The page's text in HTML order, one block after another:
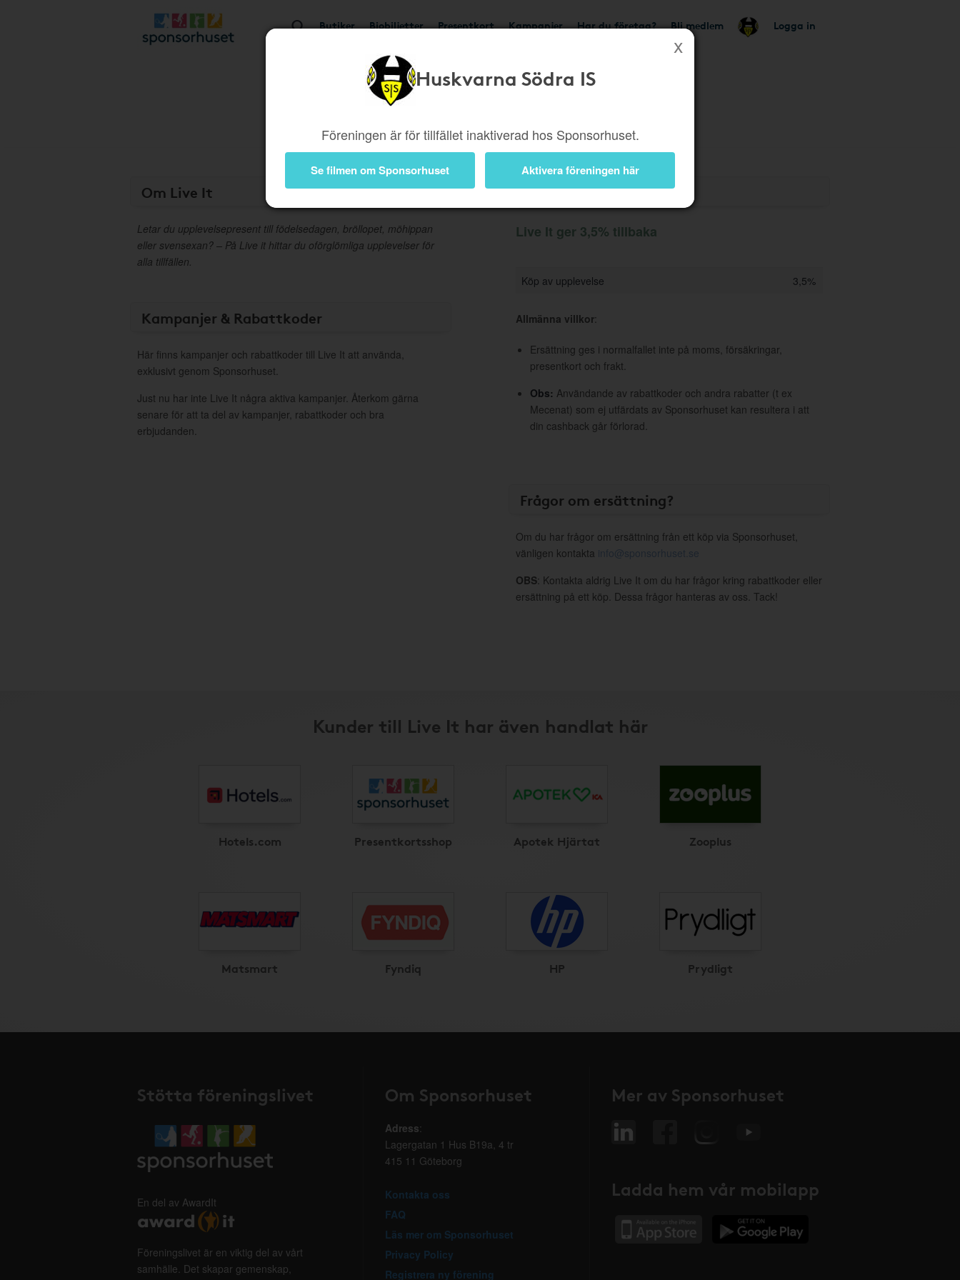
Butiker Biobiljetter Presentkort Kampanjer Har du företag? Bli medlem Logga in
Huskvarna Södra IS
Föreningen är för tillfället inaktiverad hos Sponsorhuset.
Se filmen om Sponsorhuset Aktivera föreningen här
Om Live It
Letar du upplevelsepresent till födelsedagen, bröllopet, möhippan
eller svensexan? – På Live it hittar du oförglömliga upplevelser för
alla tillfällen.
Kampanjer & Rabattkoder
Här finns kampanjer och rabattkoder till Live It att använda,
exklusivt genom Sponsorhuset.
Just nu har inte Live It några aktiva kampanjer. Återkom gärna
senare för att ta del av kampanjer, rabattkoder och bra
erbjudanden.
Information
Live It ger 3,5% tillbaka
Köp av upplevelse 3,5%
Allmänna villkor:
Ersättning ges i normalfallet inte på moms, försäkringar,
presentkort och frakt.
Obs: Användande av rabattkoder och andra rabatter (t ex
Mecenat) som ej utfärdats av Sponsorhuset kan resultera i att
din cashback går förlorad.
Frågor om ersättning?
Om du har frågor om ersättning från ett köp via Sponsorhuset,
vänligen kontakta info@sponsorhuset.se
OBS: Kontakta aldrig Live It om du har frågor kring rabattkoder eller
ersättning på ett köp. Dessa frågor hanteras av oss. Tack!
Kunder till Live It har även handlat här
Hotels.com Presentkortsshop Apotek Hjärtat Zooplus
Matsmart Fyndiq HP Prydligt
Stötta föreningslivet
En del av AwardIt
Föreningslivet är en viktig del av vårt
samhälle. Det skapar gemenskap,
Om Sponsorhuset
Adress:
Lagergatan 1 Hus B19a, 4 tr
415 11 Göteborg
Kontakta oss
FAQ
Läs mer om Sponsorhuset
Privacy Policy
Registrera ny förening
Mer av Sponsorhuset
Ladda hem vår mobilapp